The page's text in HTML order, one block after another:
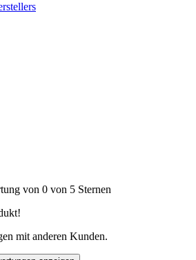
von 0 von 5 Sternen
mit anderen Kunden.